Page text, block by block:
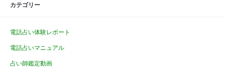
カテゴリー
電話占い体験レポート
電話占いマニュアル
占い師鑑定動画